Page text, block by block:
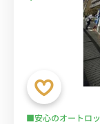
■安心のオートロ